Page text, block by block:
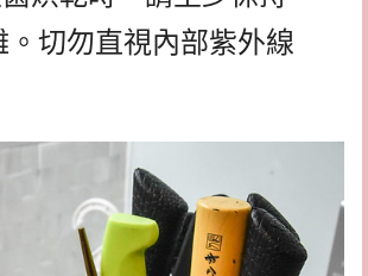
。切勿直視內部紫外線